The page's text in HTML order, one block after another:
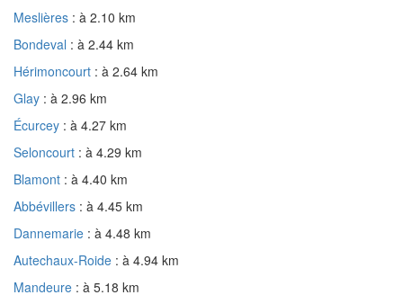
Meslières : à 2.10 km
Bondeval : à 2.44 km
Hérimoncourt : à 2.64 km
Glay : à 2.96 km
Écurcey : à 4.27 km
Seloncourt : à 4.29 km
Blamont : à 4.40 km
Abbévillers : à 4.45 km
Dannemarie : à 4.48 km
Autechaux-Roide : à 4.94 km
Mandeure : à 5.18 km